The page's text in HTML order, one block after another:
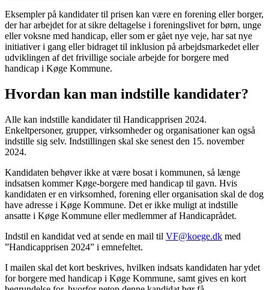
Eksempler på kandidater til prisen kan være en forening eller borger,
der har arbejdet for at sikre deltagelse i foreningslivet for børn, unge
eller voksne med handicap, eller som er gået nye veje, har sat nye
initiativer i gang eller bidraget til inklusion på arbejdsmarkedet eller
udviklingen af det frivillige sociale arbejde for borgere med
handicap i Køge Kommune.
Hvordan kan man indstille kandidater?
Alle kan indstille kandidater til Handicapprisen 2024.
Enkeltpersoner, grupper, virksomheder og organisationer kan også
indstille sig selv. Indstillingen skal ske senest den 15. november
2024.
Kandidaten behøver ikke at være bosat i kommunen, så længe
indsatsen kommer Køge-borgere med handicap til gavn. Hvis
kandidaten er en virksomhed, forening eller organisation skal de dog
have adresse i Køge Kommune. Det er ikke muligt at indstille
ansatte i Køge Kommune eller medlemmer af Handicaprådet.
Indstil en kandidat ved at sende en mail til VF@koege.dk med
”Handicapprisen 2024” i emnefeltet.
I mailen skal det kort beskrives, hvilken indsats kandidaten har ydet
for borgere med handicap i Køge Kommune, samt gives en kort